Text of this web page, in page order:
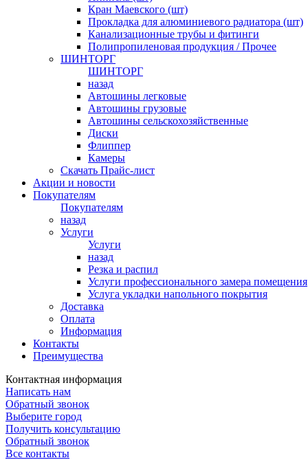
Кран Маевского (шт)
Прокладка для алюминиевого радиатора (шт)
Канализационные трубы и фитинги
Полипропиленовая продукция / Прочее
ШИНТОРГ
ШИНТОРГ
назад
Автошины легковые
Автошины грузовые
Автошины сельскохозяйственные
Диски
Флиппер
Камеры
Скачать Прайс-лист
Акции и новости
Покупателям
Покупателям
назад
Услуги
Услуги
назад
Резка и распил
Услуги профессионального замера помещения
Услуга укладки напольного покрытия
Доставка
Оплата
Информация
Контакты
Преимущества
Контактная информация
Написать нам
Обратный звонок
Выберите город
Получить консультацию
Обратный звонок
Все контакты